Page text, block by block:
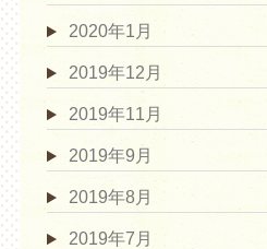
2020年1月
2019年12月
2019年11月
2019年9月
2019年8月
2019年7月